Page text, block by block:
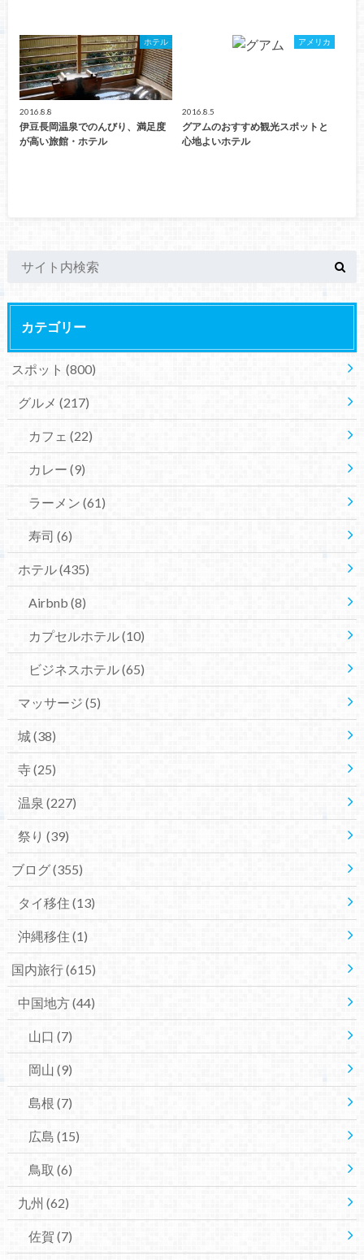
ホテル
2016.8.8
伊豆長岡温泉でのんびり、満足度
が高い旅館・ホテル
アメリカ
2016.8.5
グアムのおすすめ観光スポットと
心地よいホテル
カテゴリー
スポット (800)
グルメ (217)
カフェ (22)
カレー (9)
ラーメン (61)
寿司 (6)
ホテル(435)
Airbnb (8)
カプセルホテル(10)
ビジネスホテル(65)
マッサージ (5)
城(38)
寺(25)
温泉 (227)
祭り (39)
ブログ(355)
タイ移住 (13)
沖縄移住 (1)
国内旅行(615)
中国地方(44)
山口 (7)
岡山 (9)
島根 (7)
広島 (15)
鳥取 (6)
九州 (62)
佐賀 (7)